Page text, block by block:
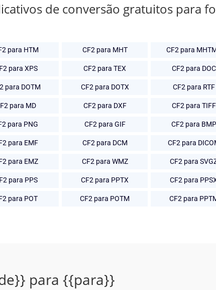
de conversão gratuitos para
para HTM CF2 para MHT CF2 para
para XPS CF2 para TEX CF2 para DOC
para DOTM CF2 para DOTX CF2 para RTF
para MD CF2 para DXF CF2 para TIFF
para PNG CF2 para GIF CF2 para BMP
para EMF CF2 para DCM CF2 para
para EMZ CF2 para WMZ CF2 para
para PPS CF2 para PPTX CF2 para
para POT CF2 para POTM CF2 para
para {{para}}